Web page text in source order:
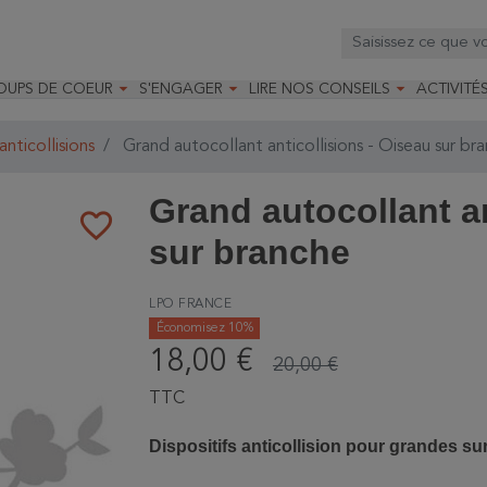
DE COEUR  S'ENGAGER 
Faire un legs
LIRE NOS CONSEILS 
Installer un abreuvoir
Grand autocollant anticollisions - Oiseau sur
favorite_border
Grand autocollant
sur branche
LPO FRANCE
Économisez 10%
18,00 € 20,00 €
TTC
Dispositifs anticollision pour grandes